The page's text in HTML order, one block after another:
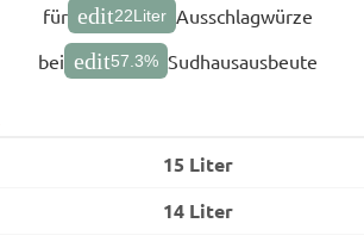
für edit22Liter Ausschlagwürze
bei edit57.3% Sudhausausbeute
15 Liter
14 Liter